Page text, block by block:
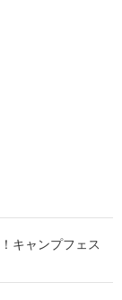
キャンプフェス